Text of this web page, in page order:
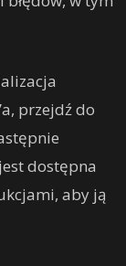
przejdź do
dostępna
aby ją